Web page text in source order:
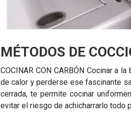
MÉTODOS DE
COCINAR CON CARBÓN Cocinar a
de calor y perderse ese fascinante
cerrada, te permite cocinar
evitar el riesgo de achicharrarlo todo